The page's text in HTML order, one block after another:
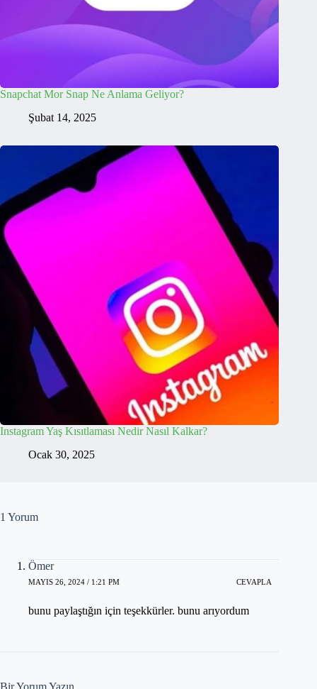
Snapchat Mor Snap Ne Anlama Geliyor?
Şubat 14, 2025
Instagram Yaş Kısıtlaması Nedir Nasıl Kalkar?
Ocak 30, 2025
1 Yorum
Ömer
MAYIS 26, 2024 / 1:21 PM CEVAPLA
bunu paylaştığın için teşekkürler. bunu arıyordum